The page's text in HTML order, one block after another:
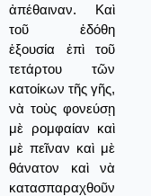
ἀπέθαιναν. Καὶ
τοῦ ἐδόθη
ἐξουσία ἐπὶ τοῦ
τετάρτου τῶν
κατοίκων τῆς γῆς,
νὰ τοὺς φονεύσῃ
μὲ ρομφαίαν καὶ
μὲ πεῖναν καὶ μὲ
θάνατον καὶ νὰ
κατασπαραχθοῦν